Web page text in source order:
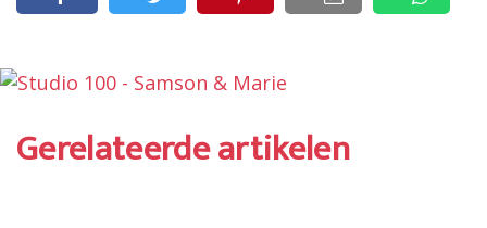
Gerelateerde artikelen